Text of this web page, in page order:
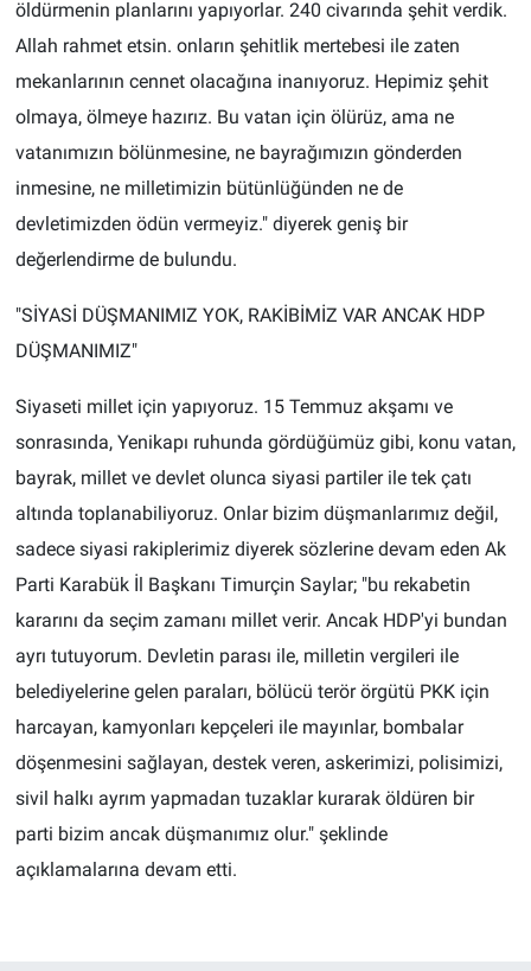
öldürmenin planlarını yapıyorlar. 240 civarında şehit verdik.
Allah rahmet etsin. onların şehitlik mertebesi ile zaten
mekanlarının cennet olacağına inanıyoruz. Hepimiz şehit
olmaya, ölmeye hazırız. Bu vatan için ölürüz, ama ne
vatanımızın bölünmesine, ne bayrağımızın gönderden
inmesine, ne milletimizin bütünlüğünden ne de
devletimizden ödün vermeyiz." diyerek geniş bir
değerlendirme de bulundu.
"SİYASİ DÜŞMANIMIZ YOK, RAKİBİMİZ VAR ANCAK HDP
DÜŞMANIMIZ"
Siyaseti millet için yapıyoruz. 15 Temmuz akşamı ve
sonrasında, Yenikapı ruhunda gördüğümüz gibi, konu vatan,
bayrak, millet ve devlet olunca siyasi partiler ile tek çatı
altında toplanabiliyoruz. Onlar bizim düşmanlarımız değil,
sadece siyasi rakiplerimiz diyerek sözlerine devam eden Ak
Parti Karabük İl Başkanı Timurçin Saylar; "bu rekabetin
kararını da seçim zamanı millet verir. Ancak HDP'yi bundan
ayrı tutuyorum. Devletin parası ile, milletin vergileri ile
belediyelerine gelen paraları, bölücü terör örgütü PKK için
harcayan, kamyonları kepçeleri ile mayınlar, bombalar
döşenmesini sağlayan, destek veren, askerimizi, polisimizi,
sivil halkı ayrım yapmadan tuzaklar kurarak öldüren bir
parti bizim ancak düşmanımız olur." şeklinde
açıklamalarına devam etti.